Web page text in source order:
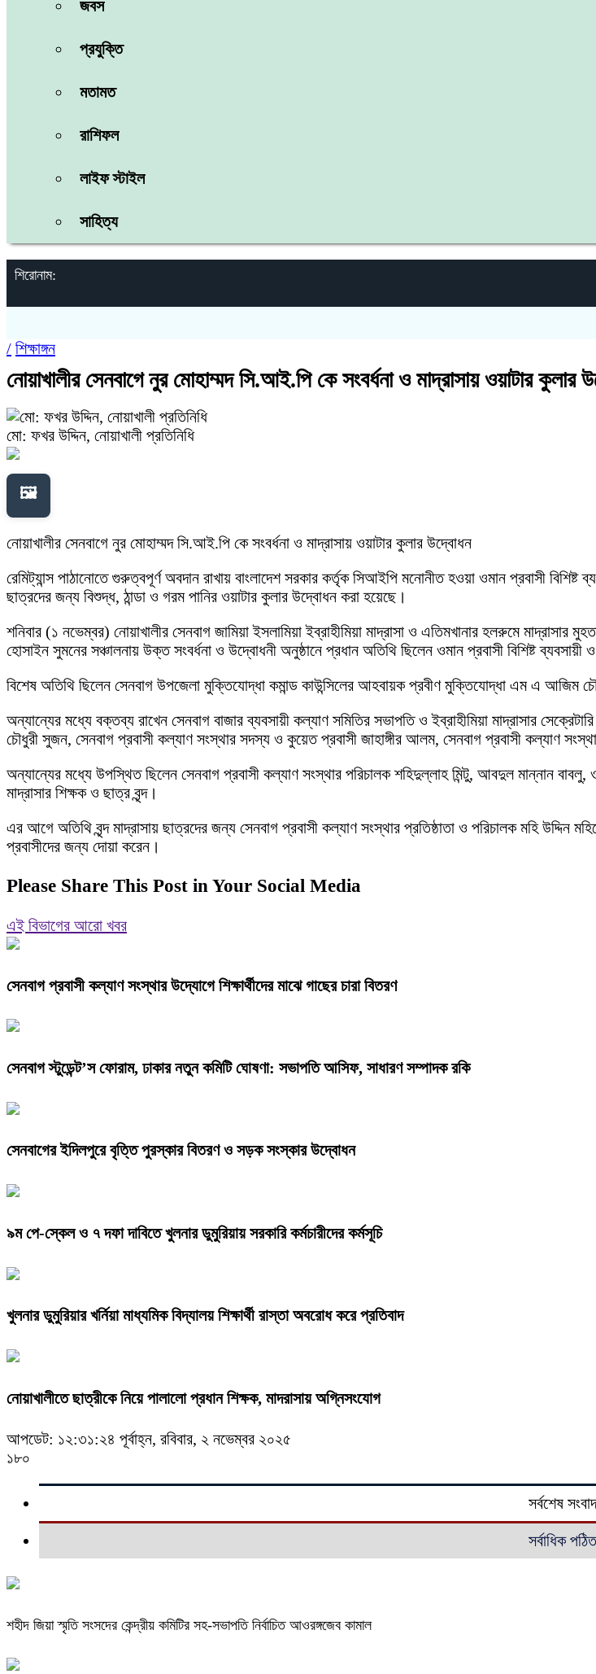
জবস
প্রযুক্তি
মতামত
রাশিফল
লাইফ স্টাইল
সাহিত্য
শিরোনাম:
/ শিক্ষাঙ্গন
নোয়াখালীর সেনবাগে নুর মোহাম্মদ সি.আই.পি কে সংবর্ধনা ও মাদ্রাসায় ওয়াটার কুলার
মো: ফখর উদ্দিন, নোয়াখালী প্রতিনিধি
🖼️
নোয়াখালীর সেনবাগে নুর মোহাম্মদ সি.আই.পি কে সংবর্ধনা ও মাদ্রাসায় ওয়াটার কুলার উদ্বোধন
রেমিট্যান্স পাঠানোতে গুরুত্বপূর্ণ অবদান রাখায় বাংলাদেশ সরকার কর্তৃক সিআইপি মনোনীত হওয়া ওমান প্রবাসী বিশিষ্ট
ছাত্রদের জন্য বিশুদ্ধ, ঠান্ডা ও গরম পানির ওয়াটার কুলার উদ্বোধন করা হয়েছে।
শনিবার (১ নভেম্বর) নোয়াখালীর সেনবাগ জামিয়া ইসলামিয়া ইব্রাহীমিয়া মাদ্রাসা ও এতিমখানার হলরুমে মাদ্রাসার
হোসাইন সুমনের সঞ্চালনায় উক্ত সংবর্ধনা ও উদ্বোধনী অনুষ্ঠানে প্রধান অতিথি ছিলেন ওমান প্রবাসী বিশিষ্ট
বিশেষ অতিথি ছিলেন সেনবাগ উপজেলা মুক্তিযোদ্ধা কমান্ড কাউন্সিলের আহবায়ক প্রবীণ মুক্তিযোদ্ধা এম এ আজিম
অন্যান্যের মধ্যে বক্তব্য রাখেন সেনবাগ বাজার ব্যবসায়ী কল্যাণ সমিতির সভাপতি ও ইব্রাহীমিয়া মাদ্রাসার
চৌধুরী সুজন, সেনবাগ প্রবাসী কল্যাণ সংস্থার সদস্য ও কুয়েত প্রবাসী জাহাঙ্গীর আলম, সেনবাগ প্রবাসী কল্যাণ
অন্যান্যের মধ্যে উপস্থিত ছিলেন সেনবাগ প্রবাসী কল্যাণ সংস্থার পরিচালক শহিদুল্লাহ মিন্টু, আবদুল মান্নান
মাদ্রাসার শিক্ষক ও ছাত্র বৃন্দ।
এর আগে অতিথি বৃন্দ মাদ্রাসায় ছাত্রদের জন্য সেনবাগ প্রবাসী কল্যাণ সংস্থার প্রতিষ্ঠাতা ও পরিচালক মহি উদ্দিন
প্রবাসীদের জন্য দোয়া করেন।
Please Share This Post in Your Social Media
এই বিভাগের আরো খবর
সেনবাগ প্রবাসী কল্যাণ সংস্থার উদ্যোগে শিক্ষার্থীদের মাঝে গাছের চারা বিতরণ
সেনবাগ স্টুডেন্ট’স ফোরাম, ঢাকার নতুন কমিটি ঘোষণা: সভাপতি আসিফ, সাধারণ সম্পাদক রকি
সেনবাগের ইদিলপুরে বৃত্তি পুরস্কার বিতরণ ও সড়ক সংস্কার উদ্বোধন
৯ম পে-স্কেল ও ৭ দফা দাবিতে খুলনার ডুমুরিয়ায় সরকারি কর্মচারীদের কর্মসূচি
খুলনার ডুমুরিয়ার খর্নিয়া মাধ্যমিক বিদ্যালয় শিক্ষার্থী রাস্তা অবরোধ করে প্রতিবাদ
নোয়াখালীতে ছাত্রীকে নিয়ে পালালো প্রধান শিক্ষক, মাদরাসায় অগ্নিসংযোগ
আপডেট: ১২:৩১:২৪ পূর্বাহ্ন, রবিবার, ২ নভেম্বর ২০২৫
১৮০
সর্বশেষ সংবাদ
সর্বাধিক পঠিত
শহীদ জিয়া স্মৃতি সংসদের কেন্দ্রীয় কমিটির সহ-সভাপতি নির্বাচিত আওরঙ্গজেব কামাল